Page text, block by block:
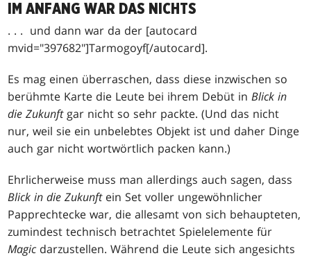
IM ANFANG WAR DAS NICHTS
. . . und dann war da der [autocard
mvid="397682"]Tarmogoyf[/autocard].
Es mag einen überraschen, dass diese inzwischen so
berühmte Karte die Leute bei ihrem Debüt inBlick in
die Zukunftgar nicht so sehr packte. (Und das nicht
nur, weil sie ein unbelebtes Objekt ist und daher Dinge
auch gar nicht wortwörtlich packen kann.)
Ehrlicherweise muss man allerdings auch sagen, dass
Blick in die Zukunftein Set voller ungewöhnlicher
Papprechtecke war, die allesamt von sich behaupteten,
zumindest technisch betrachtet Spielelemente für
Magic darzustellen. Während die Leute sich angesichts